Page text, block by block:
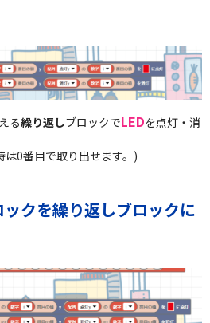
る繰り返しブロックでLEDを点灯・消
は0番目で取り出せます。)
クを繰り返しブロックに